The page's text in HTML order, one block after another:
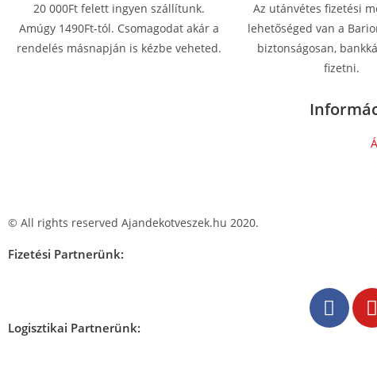
20 000Ft felett ingyen szállítunk.
Amúgy 1490Ft-tól. Csomagodat akár a
rendelés másnapján is kézbe veheted.
Az utánvétes fizetési
lehetőséged van a
biztonságosan,
fizetni.
© All rights reserved Ajandekotveszek.hu 2020.
Fizetési Partnerünk:
Logisztikai Partnerünk: